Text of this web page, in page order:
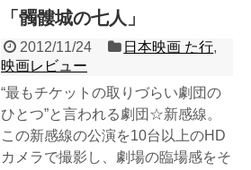
「髑髏城の七人」
2012/11/24 日本映画 た行,
映画レビュー
“最もチケットの取りづらい劇団の
ひとつ”と言われる劇団☆新感線。
この新感線の公演を10台以上のHD
カメラで撮影し、劇場の臨場感をそ